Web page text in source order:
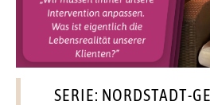
SERIE: NORDSTADT-